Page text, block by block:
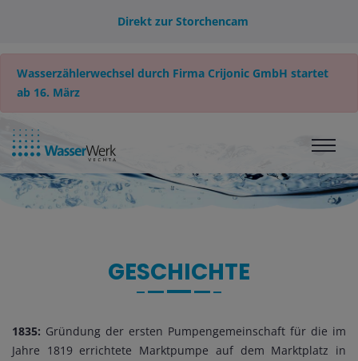
Direkt zur Storchencam
Wasserzählerwechsel durch Firma Crijonic GmbH startet
ab 16. März
GESCHICHTE
1835: Gründung der ersten Pumpengemeinschaft für die im
Jahre 1819 errichtete Marktpumpe auf dem Marktplatz in